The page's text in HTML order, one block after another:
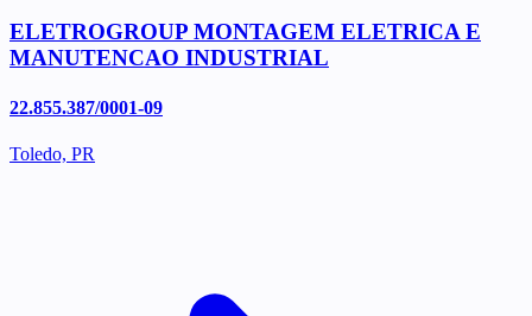
ELETROGROUP MONTAGEM ELETRICA E
MANUTENCAO INDUSTRIAL
22.855.387/0001-09
Toledo, PR